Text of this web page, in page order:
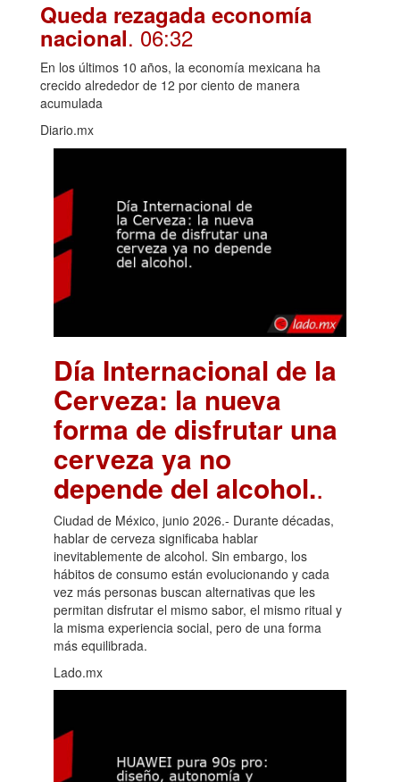
Queda rezagada economía
nacional. 06:32
En los últimos 10 años, la economía mexicana ha
crecido alrededor de 12 por ciento de manera
acumulada
Diario.mx
Día Internacional de la
Cerveza: la nueva
forma de disfrutar una
cerveza ya no
depende del alcohol..
Ciudad de México, junio 2026.- Durante décadas,
hablar de cerveza significaba hablar
inevitablemente de alcohol. Sin embargo, los
hábitos de consumo están evolucionando y cada
vez más personas buscan alternativas que les
permitan disfrutar el mismo sabor, el mismo ritual y
la misma experiencia social, pero de una forma
más equilibrada.
Lado.mx